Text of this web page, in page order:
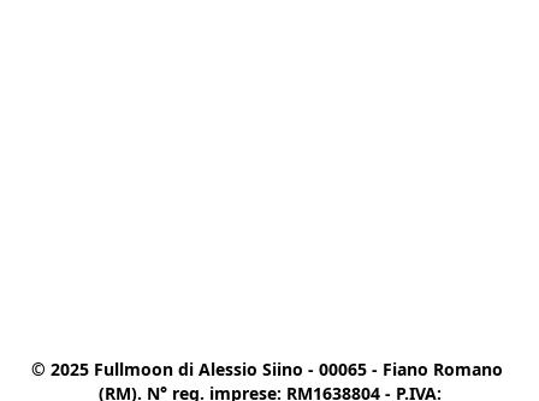
© 2025 Fullmoon di Alessio Siino - 00065 - Fiano Romano
(RM). N° reg. imprese: RM1638804 - P.IVA: